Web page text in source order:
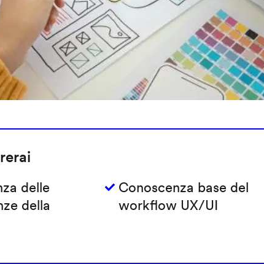
delle
della
Conoscenza base del
workflow UX/UI